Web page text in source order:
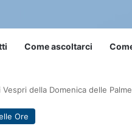
Come ascoltarci
Vespri della Domenica delle Palme
Ore